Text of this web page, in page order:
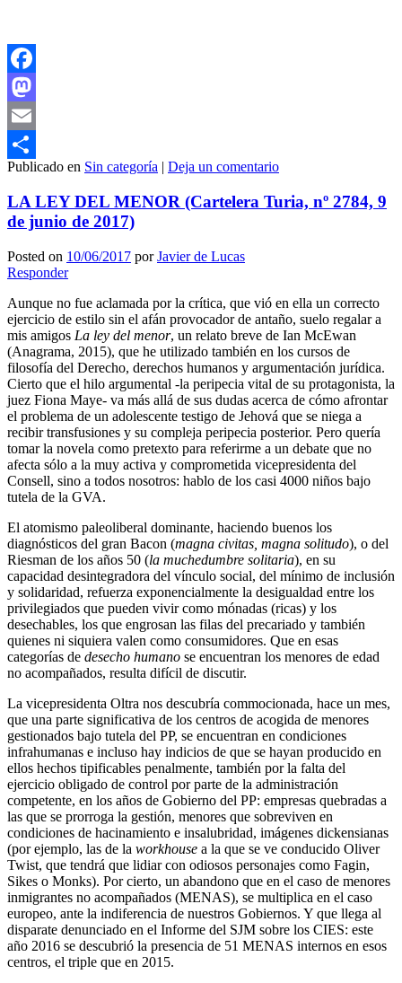
Facebook
Mastodon
Email
Compartir
Publicado en Sin categoría | Deja un comentario
LA LEY DEL MENOR (Cartelera Turia, nº 2784, 9
de junio de 2017)
Posted on 10/06/2017 porJavier de Lucas
Responder
Aunque no fue aclamada por la crítica, que vió en ella un correcto
ejercicio de estilo sin el afán provocador de antaño, suelo regalar a
mis amigos La ley del menor, un relato breve de Ian McEwan
(Anagrama, 2015), que he utilizado también en los cursos de
filosofía del Derecho, derechos humanos y argumentación jurídica.
Cierto que el hilo argumental -la peripecia vital de su protagonista, la
juez Fiona Maye- va más allá de sus dudas acerca de cómo afrontar
el problema de un adolescente testigo de Jehová que se niega a
recibir transfusiones y su compleja peripecia posterior. Pero quería
tomar la novela como pretexto para referirme a un debate que no
afecta sólo a la muy activa y comprometida vicepresidenta del
Consell, sino a todos nosotros: hablo de los casi 4000 niños bajo
tutela de la GVA.
El atomismo paleoliberal dominante, haciendo buenos los
diagnósticos del gran Bacon (magna civitas, magna solitudo), o del
Riesman de los años 50 (la muchedumbre solitaria), en su
capacidad desintegradora del vínculo social, del mínimo de inclusión
y solidaridad, refuerza exponencialmente la desigualdad entre los
privilegiados que pueden vivir como mónadas (ricas) y los
desechables, los que engrosan las filas del precariado y también
quienes ni siquiera valen como consumidores. Que en esas
categorías de desecho humano se encuentran los menores de edad
no acompañados, resulta difícil de discutir.
La vicepresidenta Oltra nos descubría commocionada, hace un mes,
que una parte significativa de los centros de acogida de menores
gestionados bajo tutela del PP, se encuentran en condiciones
infrahumanas e incluso hay indicios de que se hayan producido en
ellos hechos tipificables penalmente, también por la falta del
ejercicio obligado de control por parte de la administración
competente, en los años de Gobierno del PP: empresas quebradas a
las que se prorroga la gestión, menores que sobreviven en
condiciones de hacinamiento e insalubridad, imágenes dickensianas
(por ejemplo, las de la workhouse a la que se ve conducido Oliver
Twist, que tendrá que lidiar con odiosos personajes como Fagin,
Sikes o Monks). Por cierto, un abandono que en el caso de menores
inmigrantes no acompañados (MENAS), se multiplica en el caso
europeo, ante la indiferencia de nuestros Gobiernos. Y que llega al
disparate denunciado en el Informe del SJM sobre los CIES: este
año 2016 se descubrió la presencia de 51 MENAS internos en esos
centros, el triple que en 2015.